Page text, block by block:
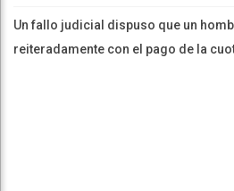
Un fallo judicial dispuso que un
reiteradamente con el pago de la